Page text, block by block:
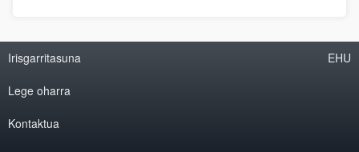
Irisgarritasuna
Lege oharra
Kontaktua
EHU